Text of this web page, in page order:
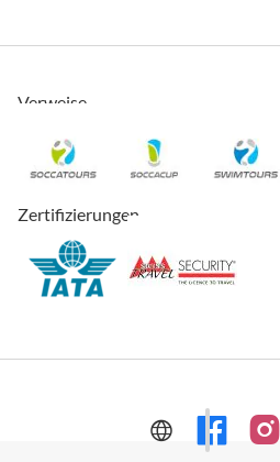
Verweise
Zertifizierungen